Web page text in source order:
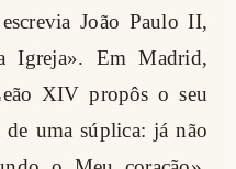
João Paulo II,
Igreja». Em Madrid,
XIV propôs o seu
uma súplica: já não